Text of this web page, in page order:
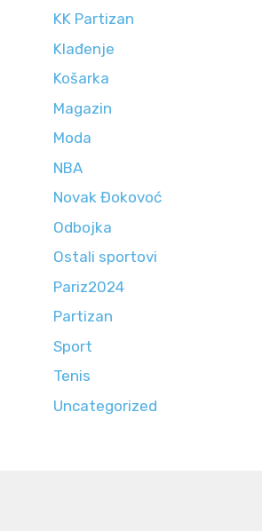
KK Partizan
Klađenje
Košarka
Magazin
Moda
NBA
Novak Đokovoć
Odbojka
Ostali sportovi
Pariz2024
Partizan
Sport
Tenis
Uncategorized